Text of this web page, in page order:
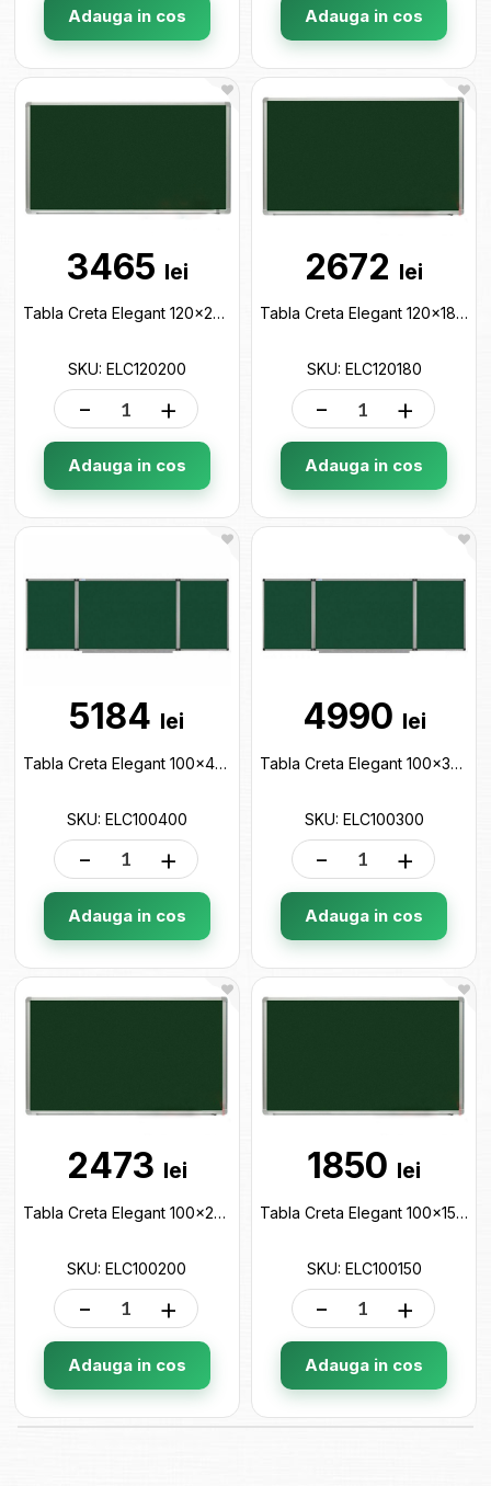
Adauga in cos Adauga in cos
3465 lei
Tabla Creta Elegant 120x200cm ELC120200
SKU: ELC120200
- +
Adauga in cos
2672 lei
Tabla Creta Elegant 120x180cm ELC120180
SKU: ELC120180
- +
Adauga in cos
5184 lei
Tabla Creta Elegant 100x400cm (5 suprafete) ELC100400
SKU: ELC100400
- +
Adauga in cos
4990 lei
Tabla Creta Elegant 100x300cm (5 suprafete) ELC100300
SKU: ELC100300
- +
Adauga in cos
2473 lei
Tabla Creta Elegant 100x200cm ELC100200
SKU: ELC100200
- +
Adauga in cos
1850 lei
Tabla Creta Elegant 100x150cm ELC100150
SKU: ELC100150
- +
Adauga in cos